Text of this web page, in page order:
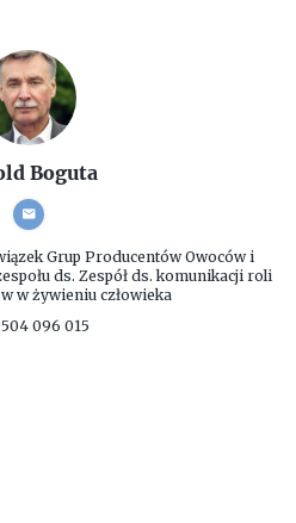
Boguta
Grup Producentów Owoców i
ds. Zespół ds. komunikacji roli
w żywieniu człowieka
096 015